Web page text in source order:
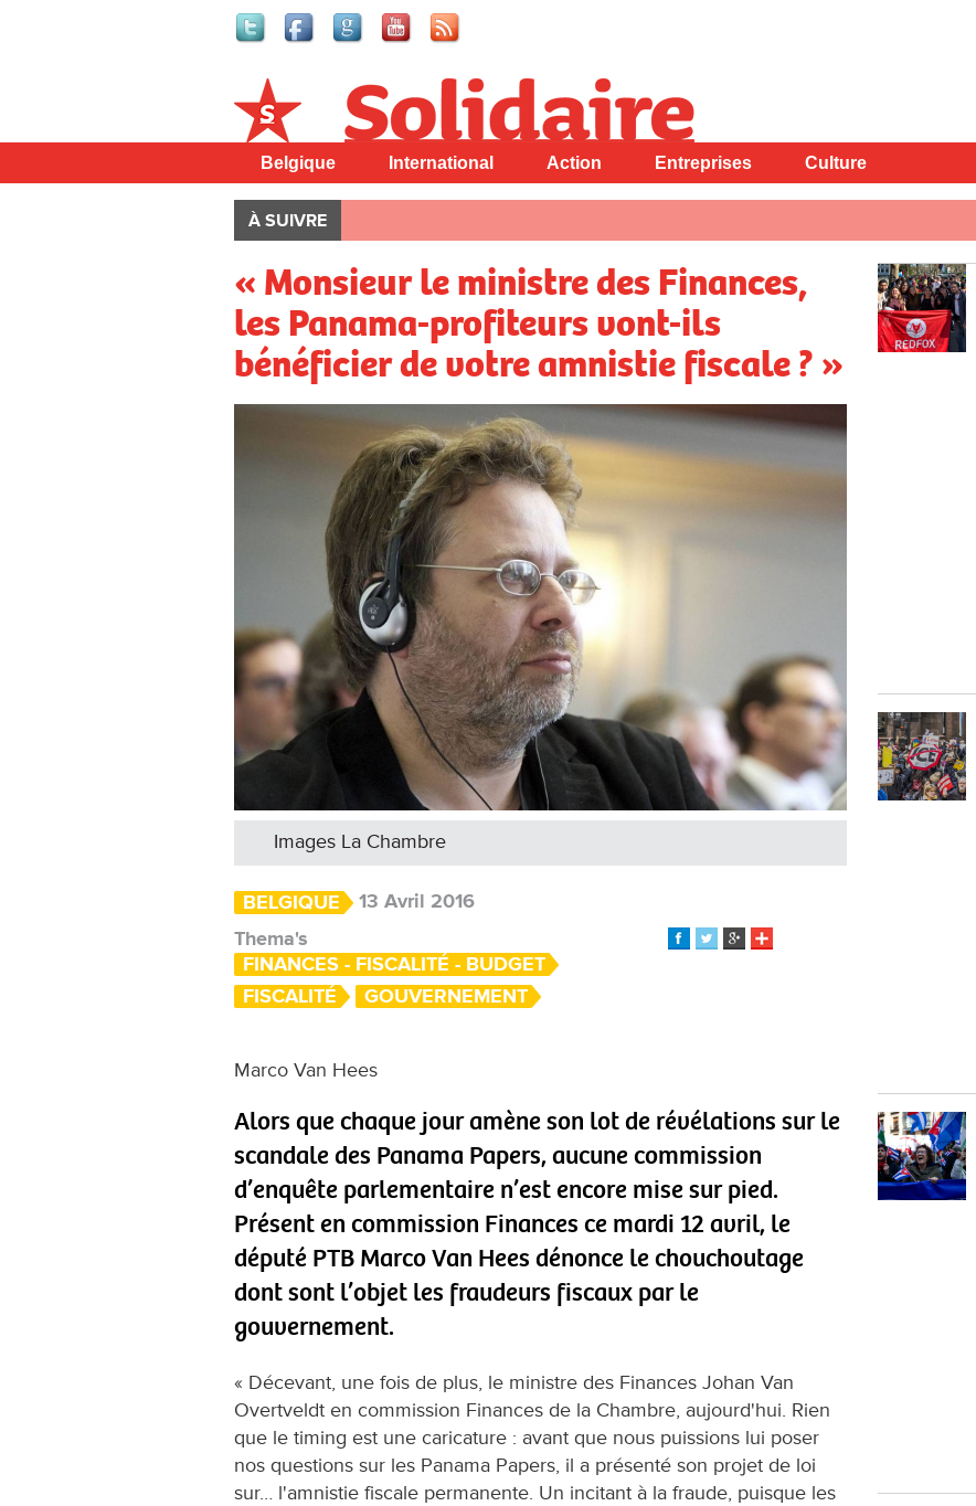
Solidaire
Belgique International Action Entreprises Culture
À SUIVRE
« Monsieur le ministre des Finances,
les Panama-profiteurs vont-ils
bénéficier de votre amnistie fiscale ? »
Images La Chambre
BELGIQUE
13 Avril 2016
Thema's
FINANCES - FISCALITÉ - BUDGET
FISCALITÉ
GOUVERNEMENT
Marco Van Hees
Alors que chaque jour amène son lot de révélations sur le
scandale des Panama Papers, aucune commission
d’enquête parlementaire n’est encore mise sur pied.
Présent en commission Finances ce mardi 12 avril, le
député PTB Marco Van Hees dénonce le chouchoutage
dont sont l’objet les fraudeurs fiscaux par le
gouvernement.
« Décevant, une fois de plus, le ministre des Finances Johan Van
Overtveldt en commission Finances de la Chambre, aujourd'hui. Rien
que le timing est une caricature : avant que nous puissions lui poser
nos questions sur les Panama Papers, il a présenté son projet de loi
sur… l'amnistie fiscale permanente. Un incitant à la fraude, puisque les